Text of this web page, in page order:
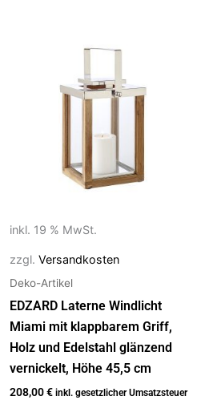
inkl. 19 % MwSt.
zzgl. Versandkosten
Deko-Artikel
EDZARD Laterne Windlicht
Miami mit klappbarem Griff,
Holz und Edelstahl glänzend
vernickelt, Höhe 45,5 cm
208,00€ inkl. gesetzlicher Umsatzsteuer